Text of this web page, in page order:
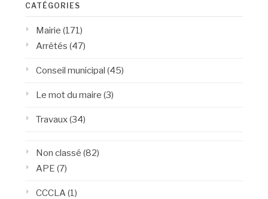
CATÉGORIES
Mairie (171)
Arrêtés (47)
Conseil municipal (45)
Le mot du maire (3)
Travaux(34)
Non classé (82)
APE (7)
CCCLA (1)